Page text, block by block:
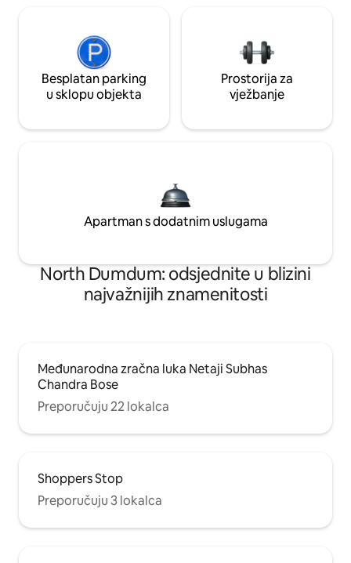
Besplatan parking
u sklopu objekta
Prostorija za
vježbanje
Apartman s dodatnim uslugama
North Dumdum: odsjednite u blizini
najvažnijih znamenitosti
Međunarodna zračna luka Netaji Subhas
Chandra Bose
Preporučuju 22 lokalca
Shoppers Stop
Preporučuju 3 lokalca